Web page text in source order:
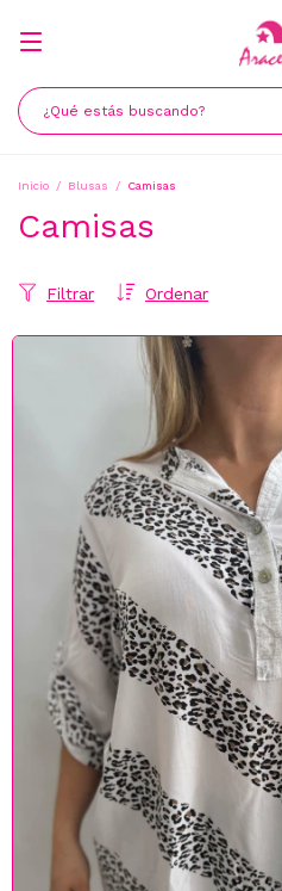
Inicio / Blusas / Camisas
Camisas
Ordenar
Filtrar